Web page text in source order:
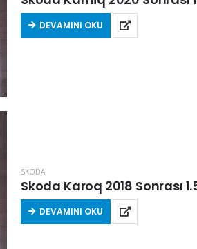
DEVAMINI OKU
SKODA
Skoda Karoq 2018 Sonrası
DEVAMINI OKU